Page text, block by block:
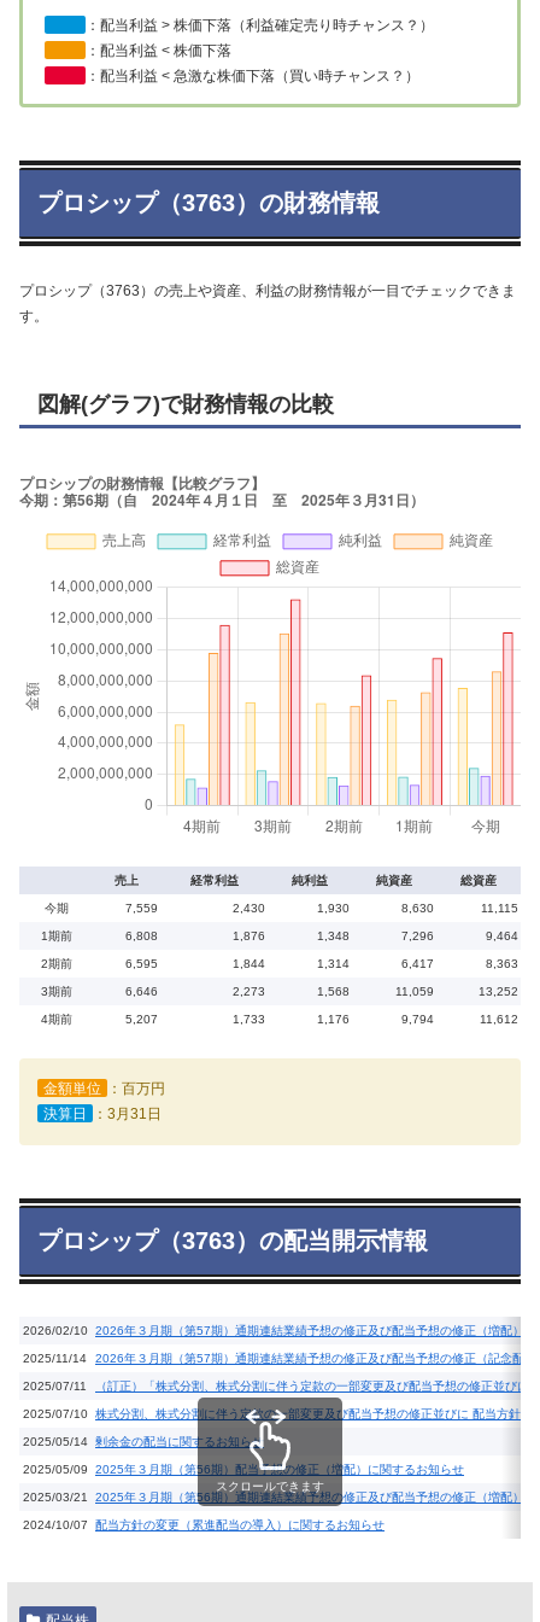
：配当利益 > 株価下落（利益確定売り時チャンス？）
：配当利益 < 株価下落
：配当利益 < 急激な株価下落（買い時チャンス？）
プロシップ（3763）の財務情報
プロシップ（3763）の売上や資産、利益の財務情報が一目でチェックできま
す。
図解(グラフ)で財務情報の比較
売上 経常利益 純利益 純資産 総資産
今期 7,559 2,430 1,930 8,630 11,115
1期前 6,808 1,876 1,348 7,296 9,464
2期前 6,595 1,844 1,314 6,417 8,363
3期前 6,646 2,273 1,568 11,059 13,252
4期前 5,207 1,733 1,176 9,794 11,612
金額単位
：百万円
決算日
：3月31日
プロシップ（3763）の配当開示情報
2026/02/10 2026年３月期（第57期）通期連結業績予想の修正及び配当予想の修正（増配）に
2025/11/14 2026年３月期（第57期）通期連結業績予想の修正及び配当予想の修正（記念配
2025/07/11 （訂正）「株式分割、株式分割に伴う定款の一部変更及び配当予想の修正並び
2025/07/10 株式分割、株式分割に伴う定款の一部変更及び配当予想の修正並びに 配当方針の
2025/05/14 剰余金の配当に関するお知らせ
2025/05/09 2025年３月期（第56期）配当予想の修正（増配）に関するお知らせ
2025/03/21 2025年３月期（第56期）通期連結業績予想の修正及び配当予想の修正（増配）に
2024/10/07 配当方針の変更（累進配当の導入）に関するお知らせ
スクロールできます